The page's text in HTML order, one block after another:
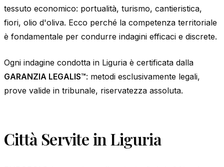
tessuto economico: portualità, turismo, cantieristica,
fiori, olio d'oliva. Ecco perché la competenza territoriale
è fondamentale per condurre indagini efficaci e discrete.
Ogni indagine condotta in Liguria è certificata dalla
GARANZIA LEGALIS™: metodi esclusivamente legali,
prove valide in tribunale, riservatezza assoluta.
Città Servite in Liguria